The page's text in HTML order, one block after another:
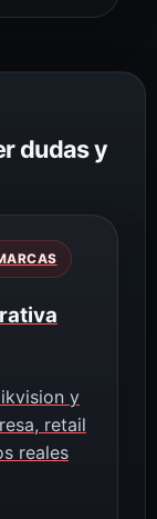
dudas y
y
retail
reales